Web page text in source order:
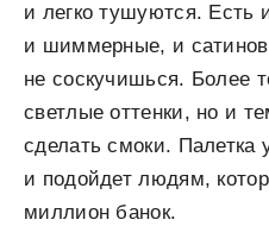
и легко тушуются. Есть
и шиммерные, и
не соскучишься. Более
светлые оттенки, но и
сделать смоки. Палетка
и подойдет людям,
миллион банок.